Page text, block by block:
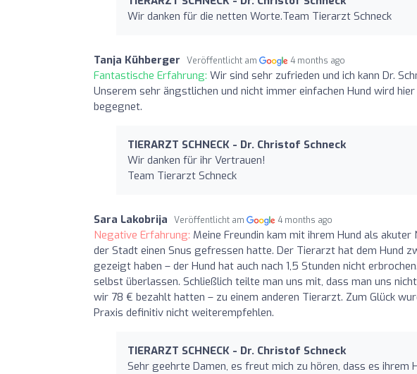
Wir danken für die netten Worte.Team Tierarzt Schneck
Tanja Kühberger Veröffentlicht am 4 months ago
Fantastische Erfahrung: Wir sind sehr zufrieden und ich kann Dr.
Unserem sehr ängstlichen und nicht immer einfachen Hund wird
begegnet.
TIERARZT SCHNECK - Dr. Christof Schneck
Wir danken für ihr Vertrauen!
Team Tierarzt Schneck
Sara Lakobrija Veröffentlicht am 4 months ago
Negative Erfahrung: Meine Freundin kam mit ihrem Hund als
der Stadt einen Snus gefressen hatte. Der Tierarzt hat dem Hund
gezeigt haben – der Hund hat auch nach 1,5 Stunden nicht
selbst überlassen. Schließlich teilte man uns mit, dass man uns
wir 78 € bezahlt hatten – zu einem anderen Tierarzt. Zum Glück
Praxis definitiv nicht weiterempfehlen.
TIERARZT SCHNECK - Dr. Christof Schneck
Sehr geehrte Damen, es freut mich zu hören, dass es ihrem